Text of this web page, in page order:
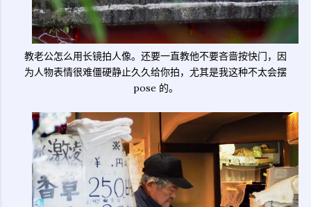
教老公怎么用长镜拍人像。还要一直教他不要吝啬按快门，因
为人物表情很难僵硬静止久久给你拍，尤其是我这种不太会摆
pose 的。